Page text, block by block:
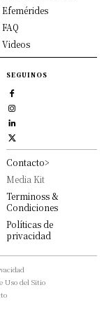
Efemérides
FAQ
Videos
SEGUINOS
Contacto>
Media Kit
Terminoss &
Condiciones
Políticas de
privacidad
Uso del Sitio